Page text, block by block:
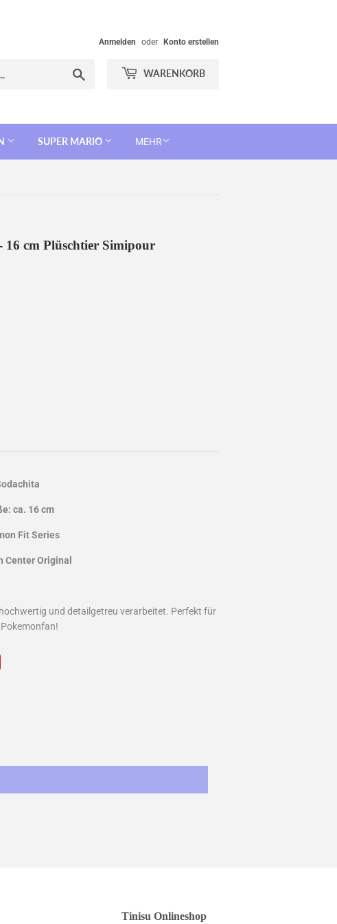
Anmelden oder Konto erstellen
WARENKORB
SUPER MARIO MEHR
16 cm Plüschtier Simipour
ca. 16 cm
Fit Series
Center Original
und detailgetreu verarbeitet. Perfekt für
Pokemonfan!
Tinisu Onlineshop